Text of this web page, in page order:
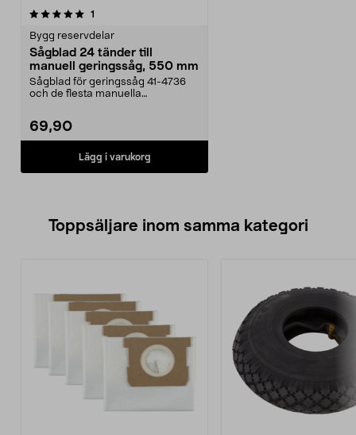
1
Bygg reservdelar
Sågblad 24 tänder till
manuell geringssåg, 550 mm
Sågblad för geringssåg 41-4736
och de flesta manuella
69,90
Lägg i varukorg
Toppsäljare inom samma kategori